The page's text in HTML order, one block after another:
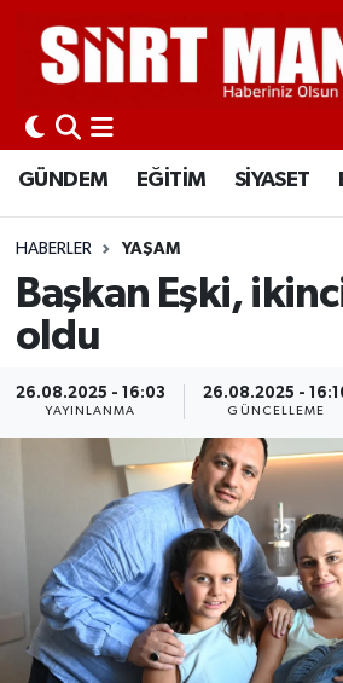
GÜNDEM EĞİTİM SİYASET
HABERLER YAŞAM
Başkan Eşki,
oldu
26.08.2025 - 16:03
YAYINLANMA
26.08.2025 -
GÜNCELLEME
GÜNDEM
EĞİTİM
SİYASET
EKONOMİ
SPOR
İLÇELER
KÜLTÜR-SANAT
SAĞLIK-YAŞAM
Siirt Nöbetçi Eczaneler
Siirt Hava Durumu
Siirt Namaz Vakitleri
Siirt Trafik Yoğunluk Haritası
Süper Lig Puan Durumu ve
Tüm Manşetler
Son Dakika Haberleri
Haber Arşivi